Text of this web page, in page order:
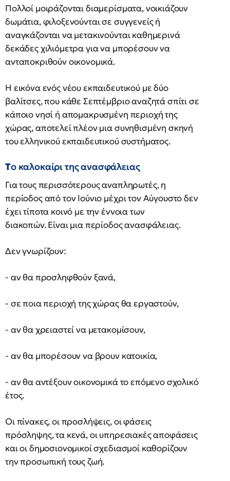
Πολλοί μοιράζονται διαμερίσματα, νοικιάζουν
δωμάτια, φιλοξενούνται σε συγγενείς ή
αναγκάζονται να μετακινούνται καθημερινά
δεκάδες χιλιόμετρα για να μπορέσουν να
ανταποκριθούν οικονομικά.
Η εικόνα ενός νέου εκπαιδευτικού με δύο
βαλίτσες, που κάθε Σεπτέμβριο αναζητά σπίτι σε
κάποιο νησί ή απομακρυσμένη περιοχή της
χώρας, αποτελεί πλέον μια συνηθισμένη σκηνή
του ελληνικού εκπαιδευτικού συστήματος.
Το καλοκαίρι της ανασφάλειας
Για τους περισσότερους αναπληρωτές, η
περίοδος από τον Ιούνιο μέχρι τον Αύγουστο δεν
έχει τίποτα κοινό με την έννοια των
διακοπών. Είναι μια περίοδος ανασφάλειας.
Δεν γνωρίζουν:
- αν θα προσληφθούν ξανά,
- σε ποια περιοχή της χώρας θα εργαστούν,
- αν θα χρειαστεί να μετακομίσουν,
- αν θα μπορέσουν να βρουν κατοικία,
- αν θα αντέξουν οικονομικά το επόμενο σχολικό
έτος.
Οι πίνακες, οι προσλήψεις, οι φάσεις
πρόσληψης, τα κενά, οι υπηρεσιακές αποφάσεις
και οι δημοσιονομικοί σχεδιασμοί καθορίζουν
την προσωπική τους ζωή.